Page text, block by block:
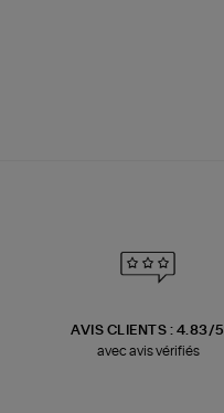
AVIS CLIENTS : 4.83/5
avec avis vérifiés